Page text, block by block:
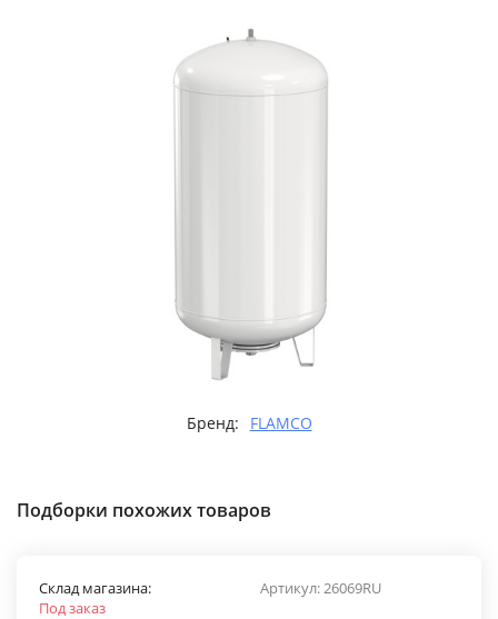
Бренд: FLAMCO
Подборки похожих товаров
Артикул:26069RU
Склад магазина:
Под заказ